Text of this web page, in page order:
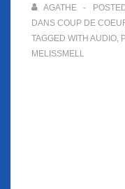
AGATHE
DANS COUP DE
TAGGED WITH AUDIO,
MELISSMELL